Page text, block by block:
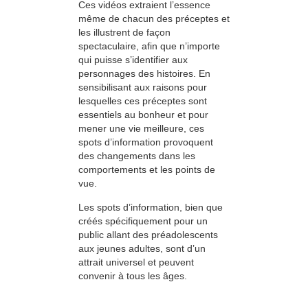
Ces vidéos extraient l’essence
même de chacun des préceptes et
les illustrent de façon
spectaculaire, afin que n’importe
qui puisse s’identifier aux
personnages des histoires. En
sensibilisant aux raisons pour
lesquelles ces préceptes sont
essentiels au bonheur et pour
mener une vie meilleure, ces
spots d’information provoquent
des changements dans les
comportements et les points de
vue.
Les spots d’information, bien que
créés spécifiquement pour un
public allant des préadolescents
aux jeunes adultes, sont d’un
attrait universel et peuvent
convenir à tous les âges.